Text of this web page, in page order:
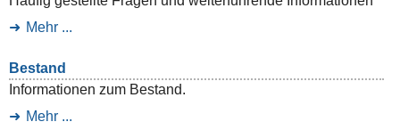
Mehr ...
Bestand
Informationen zum Bestand.
Mehr ...